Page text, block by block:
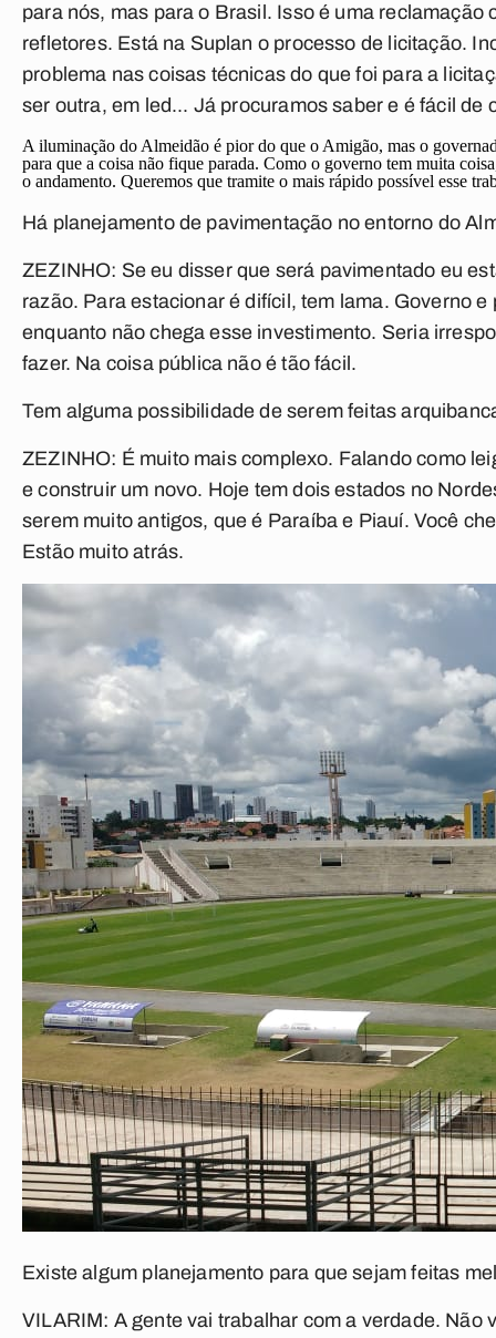
para nós, mas para o Brasil. Isso é uma
refletores. Está na Suplan o processo de licitação.
problema nas coisas técnicas do que foi para a
ser outra, em led... Já procuramos saber e é fácil de
A iluminação do Almeidão é pior do que o Amigão, mas o
para que a coisa não fique parada. Como o governo tem muita
o andamento. Queremos que tramite o mais rápido possível esse
Há planejamento de pavimentação no entorno do
ZEZINHO: Se eu disser que será pavimentado eu
razão. Para estacionar é difícil, tem lama. Governo
enquanto não chega esse investimento. Seria
fazer. Na coisa pública não é tão fácil.
Tem alguma possibilidade de serem feitas
ZEZINHO: É muito mais complexo. Falando como
e construir um novo. Hoje tem dois estados no
serem muito antigos, que é Paraíba e Piauí. Você
Estão muito atrás.
Existe algum planejamento para que sejam feitas
VILARIM: A gente vai trabalhar com a verdade. Não